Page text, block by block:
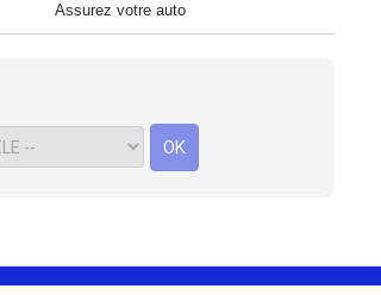
Assurez votre auto
OK